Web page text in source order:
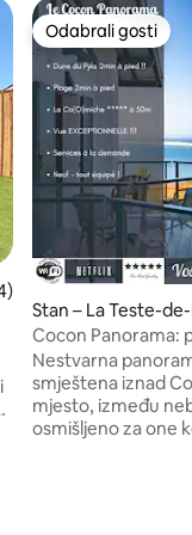
ocjena: 5/5,
Odabrali gosti
Odabrali gosti
Stan – La Teste-
Cocon Panorama:
Elegancija i spokoj
Nestvarna
smještena iznad
mjesto, između
osmišljeno za one